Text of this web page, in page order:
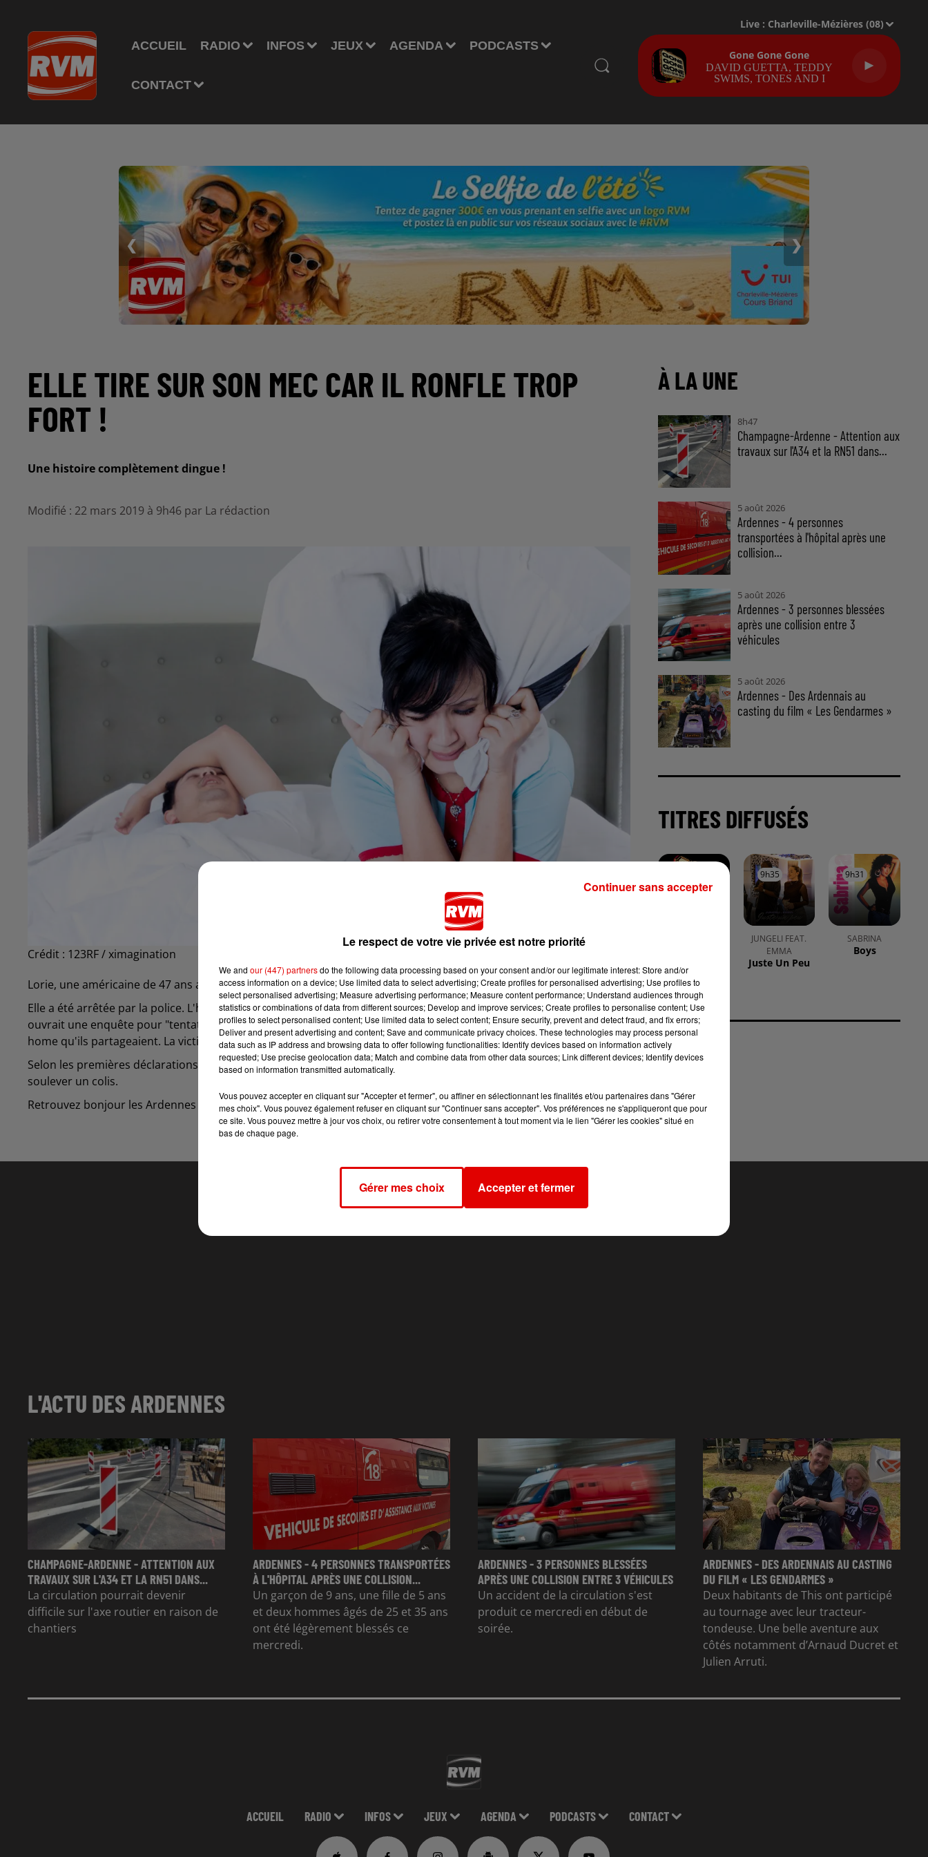
ACCUEIL RADIO INFOS JEUX AGENDA PODCASTS
CONTACT
Live : Charleville-Mézières (08)
Gone Gone Gone
DAVID GUETTA, TEDDY
SWIMS, TONES AND I
❮ ❯
ELLE TIRE SUR SON MEC CAR IL RONFLE TROP
FORT !
Une histoire complètement dingue !
Modifié : 22 mars 2019 à 9h46 par La rédaction
Crédit : 123RF / ximagination
Lorie, une américaine de 47 ans a tiré un coup de feu sur son copain parce qu'il ronflait trop fort.
Elle a été arrêtée par la police. L'homme, dans un état stable, a été transporté à l'hôpital pendant que la police
ouvrait une enquête pour "tentative de meurtre". Elle a tiré une balle dans le bras de son copain dans le mobile-
home qu'ils partageaient. La victime a été retrouvée au pied de son lit.
Selon les premières déclarations de sa compagne, l'arme se serait déchargée toute seule alors qu'elle tentait de
soulever un colis.
Retrouvez bonjour les Ardennes du lundi au vendredi, 6h-9h sur RVM.
À LA UNE
8h47
Champagne-Ardenne - Attention aux
travaux sur l'A34 et la RN51 dans...
5 août 2026
Ardennes - 4 personnes
transportées à l'hôpital après une
collision...
5 août 2026
Ardennes - 3 personnes blessées
après une collision entre 3
véhicules
5 août 2026
Ardennes - Des Ardennais au
casting du film « Les Gendarmes »
TITRES DIFFUSÉS
Gone Gone
Gone
9h35
9h35
JUNGELI FEAT.
EMMA
Juste Un Peu
9h31
9h31
SABRINA
Boys
L'ACTU DES ARDENNES
CHAMPAGNE-ARDENNE - ATTENTION AUX
TRAVAUX SUR L'A34 ET LA RN51 DANS...
La circulation pourrait devenir
difficile sur l'axe routier en raison de
chantiers
ARDENNES - 4 PERSONNES TRANSPORTÉES
À L'HÔPITAL APRÈS UNE COLLISION...
Un garçon de 9 ans, une fille de 5 ans
et deux hommes âgés de 25 et 35 ans
ont été légèrement blessés ce
mercredi.
ARDENNES - 3 PERSONNES BLESSÉES
APRÈS UNE COLLISION ENTRE 3 VÉHICULES
Un accident de la circulation s'est
produit ce mercredi en début de
soirée.
ARDENNES - DES ARDENNAIS AU CASTING
DU FILM « LES GENDARMES »
Deux habitants de This ont participé
au tournage avec leur tracteur-
tondeuse. Une belle aventure aux
côtés notamment d’Arnaud Ducret et
Julien Arruti.
ACCUEIL RADIO INFOS JEUX AGENDA PODCASTS CONTACT
Le respect de votre vie privée est notre priorité
We and our (447) partnersdo the following data processing based on your consent and/or our legitimate interest: Store and/or
access information on a device; Use limited data to select advertising; Create profiles for personalised advertising; Use profiles to
select personalised advertising; Measure advertising performance; Measure content performance; Understand audiences through
statistics or combinations of data from different sources; Develop and improve services; Create profiles to personalise content; Use
profiles to select personalised content; Use limited data to select content; Ensure security, prevent and detect fraud, and fix errors;
Deliver and present advertising and content; Save and communicate privacy choices. These technologies may process personal
data such as IP address and browsing data to offer following functionalities: Identify devices based on information actively
requested; Use precise geolocation data; Match and combine data from other data sources; Link different devices; Identify devices
based on information transmitted automatically.
Vous pouvez accepter en cliquant sur "Accepter et fermer", ou affiner en sélectionnant les finalités et/ou partenaires dans "Gérer
mes choix". Vous pouvez également refuser en cliquant sur "Continuer sans accepter". Vos préférences ne s'appliqueront que pour
ce site. Vous pouvez mettre à jour vos choix, ou retirer votre consentement à tout moment via le lien "Gérer les cookies" situé en
bas de chaque page.
Gérer mes choix Accepter et fermer
Continuer sans accepter